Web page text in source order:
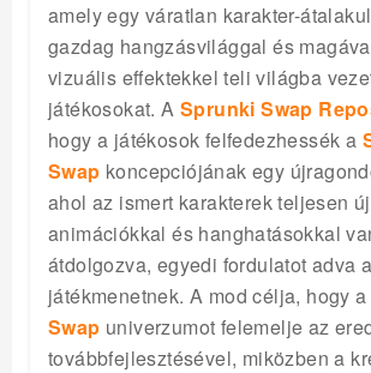
amely egy váratlan karakter-
gazdag hangzásvilággal és
vizuális effektekkel teli világba
játékosokat. ASprunki Swap
hogy a játékosok felfedezhessék a
Swap koncepciójának egy
ahol az ismert karakterek teljesen
animációkkal és hanghatásokkal
átdolgozva, egyedi fordulatot adva a
játékmenetnek. A mod célja, hogy a
Swap univerzumot felemelje az
továbbfejlesztésével, miközben a